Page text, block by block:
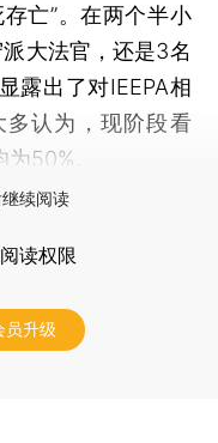
亡”。在两个半小
大法官，还是3名
露出了对IEEPA相
认为，现阶段看
50%。
续阅读
读权限
员升级